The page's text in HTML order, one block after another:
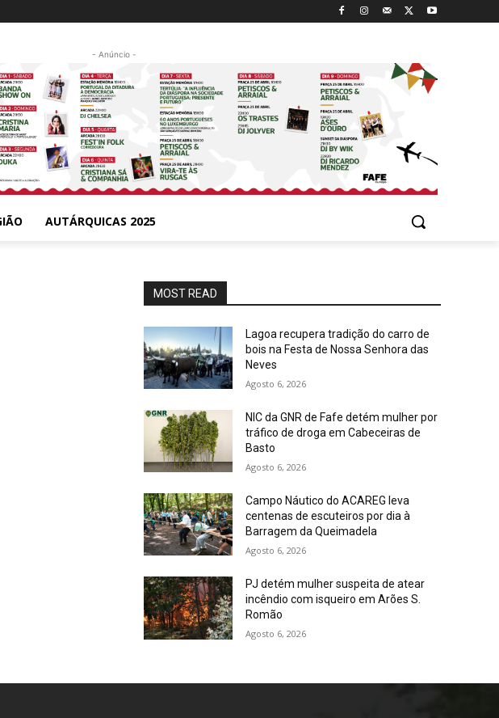
- Anúncio -
AUTÁRQUICAS 2025
MOST READ
Lagoa recupera tradição do carro de
bois na Festa de Nossa Senhora das
Neves
Agosto 6, 2026
NIC da GNR de Fafe detém mulher por
tráfico de droga em Cabeceiras de
Basto
Agosto 6, 2026
Campo Náutico do ACAREG leva
centenas de escuteiros por dia à
Barragem da Queimadela
Agosto 6, 2026
PJ detém mulher suspeita de atear
incêndio com isqueiro em Arões S.
Romão
Agosto 6, 2026